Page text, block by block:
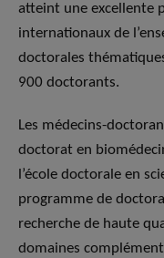
atteint une excellente
internationaux de
doctorales
900 doctorants.
Les médecins-
doctorat en
l’école doctorale en
programme de
recherche de haute
domaines